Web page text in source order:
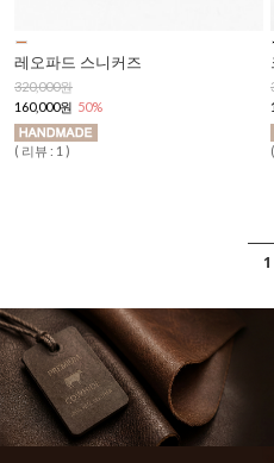
레오파드 스니커즈
320,000원
160,000원 50%
( 리뷰 : 1 )
1